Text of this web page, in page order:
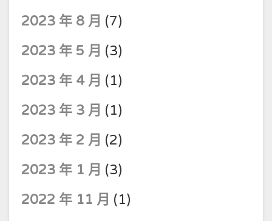
2023 年 8 月 (7)
2023 年 5 月 (3)
2023 年 4 月 (1)
2023 年 3 月 (1)
2023 年 2 月 (2)
2023 年 1 月 (3)
2022 年 11 月 (1)